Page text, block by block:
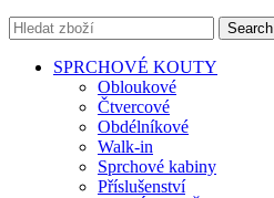
Search
SPRCHOVÉ KOUTY
Obloukové
Čtvercové
Obdélníkové
Walk-in
Sprchové kabiny
Příslušenství